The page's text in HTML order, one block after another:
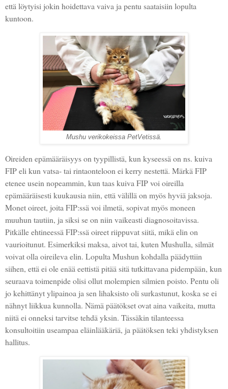
että löytyisi jokin hoidettava vaiva ja pentu saataisiin lopulta
kuntoon.
Mushu verikokeissa PetVetissä.
Oireiden epämääräisyys on tyypillistä, kun kyseessä on ns. kuiva
FIP eli kun vatsa- tai rintaonteloon ei kerry nestettä. Märkä FIP
etenee usein nopeammin, kun taas kuiva FIP voi oireilla
epämääräisesti kuukausia niin, että välillä on myös hyviä jaksoja.
Monet oireet, joita FIP:ssä voi ilmetä, sopivat myös moneen
muuhun tautiin, ja siksi se on niin vaikeasti diagnosoitavissa.
Pitkälle ehtineessä FIP:ssä oireet riippuvat siitä, mikä elin on
vaurioitunut. Esimerkiksi maksa, aivot tai, kuten Mushulla, silmät
voivat olla oireileva elin. Lopulta Mushun kohdalla päädyttiin
siihen, että ei ole enää eettistä pitää sitä tutkittavana pidempään, kun
seuraava toimenpide olisi ollut molempien silmien poisto. Pentu oli
jo kehittänyt ylipainoa ja sen lihaksisto oli surkastunut, koska se ei
nähnyt liikkua kunnolla. Nämä päätökset ovat aina vaikeita, mutta
niitä ei onneksi tarvitse tehdä yksin. Tässäkin tilanteessa
konsultoitiin useampaa eläinlääkäriä, ja päätöksen teki yhdistyksen
hallitus.